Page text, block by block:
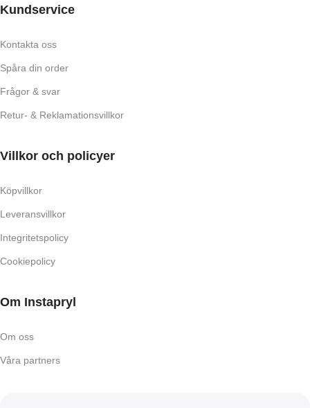
Kundservice
Kontakta oss
Spåra din order
Frågor & svar
Retur- & Reklamationsvillkor
Villkor och policyer
Köpvillkor
Leveransvillkor
Integritetspolicy
Cookiepolicy
Om Instapryl
Om oss
Våra partners